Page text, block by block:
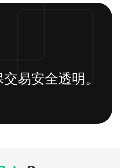
易安全透明。